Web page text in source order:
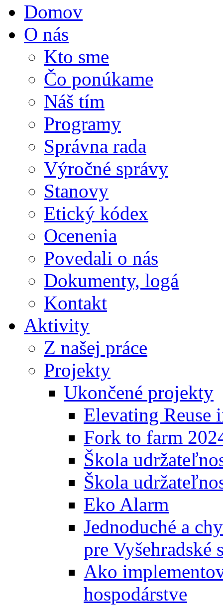
Domov
O nás
Kto sme
Čo ponúkame
Náš tím
Programy
Správna rada
Výročné správy
Stanovy
Etický kódex
Ocenenia
Povedali o nás
Dokumenty, logá
Kontakt
Aktivity
Z našej práce
Projekty
Ukončené projekty
Elevating Reuse
Fork to farm
Škola
Škola
Eko Alarm
Jednoduché a
pre Vyšehradské
Ako
hospodárstve